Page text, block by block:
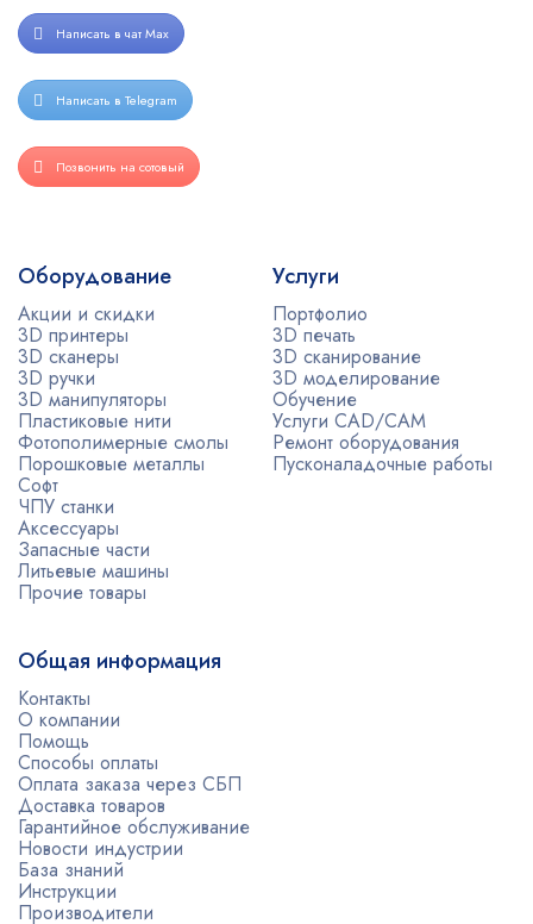
Написать в чат Max
Написать в Telegram
Позвонить на сотовый
Оборудование
Акции и скидки
3D принтеры
3D сканеры
3D ручки
3D манипуляторы
Пластиковые нити
Фотополимерные смолы
Порошковые металлы
Софт
ЧПУ станки
Аксессуары
Запасные части
Литьевые машины
Прочие товары
Услуги
Портфолио
3D печать
3D сканирование
3D моделирование
Обучение
Услуги CAD/CAM
Ремонт оборудования
Пусконаладочные работы
Общая информация
Контакты
О компании
Помощь
Способы оплаты
Оплата заказа через СБП
Доставка товаров
Гарантийное обслуживание
Новости индустрии
База знаний
Инструкции
Производители